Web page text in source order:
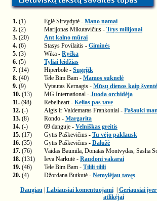
1. (1) Eglė Sirvydytė - Mano namai
2. (2) Marijonas Mikutavičius - Trys milijonai
3. (20)
Ant kalno mūrai
4. (6) Stasys Povilaitis - Giminės
5. (3) Wika - Ryčka
6. (5)
Tyliai leidžias
7. (14) Hiperbolė - Sugrįžk
8. (40) Tele Bim Bam - Mamos suknelė
9. (9) Vytautas Kernagis - Mūsų dienos kaip šventė
10. (13) MG International - Juoda orchidėja
11. (98) Rebelheart - Kelias pas tave
12. (-) Algis ir Valdemaras Frankoniai - Pašauki
13. (8) Rondo - Margarita
14. (-) 69 danguje - Velniškas greitis
15. (17) Gytis Paškevičius - Tu vėjo paklausk
16. (35) Gytis Paškevičius - Dalužė
17. (76) Vaidas Baumila, Donatas Montvydas, Sasha
18. (131) Ieva Narkutė - Raudoni vakarai
19. (46) Tele Bim Bam - Tilili tilili
20. (4) Džordana Butkutė - Nemylėjau tavęs
Daugiau| Labiausiai komentuojami| Geriausiai
atlikėjai